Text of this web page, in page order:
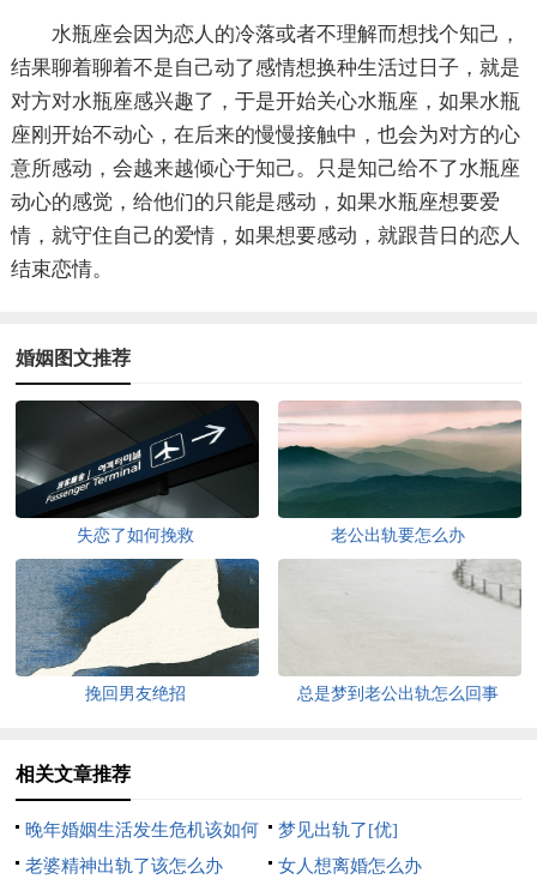
水瓶座会因为恋人的冷落或者不理解而想找个知己，
结果聊着聊着不是自己动了感情想换种生活过日子，就是
对方对水瓶座感兴趣了，于是开始关心水瓶座，如果水瓶
座刚开始不动心，在后来的慢慢接触中，也会为对方的心
意所感动，会越来越倾心于知己。只是知己给不了水瓶座
动心的感觉，给他们的只能是感动，如果水瓶座想要爱
情，就守住自己的爱情，如果想要感动，就跟昔日的恋人
结束恋情。
婚姻图文推荐
失恋了如何挽救 老公出轨要怎么办
挽回男友绝招 总是梦到老公出轨怎么回事
相关文章推荐
晚年婚姻生活发生危机该如何
处理
梦见出轨了[优]
老婆精神出轨了该怎么办
女人想离婚怎么办